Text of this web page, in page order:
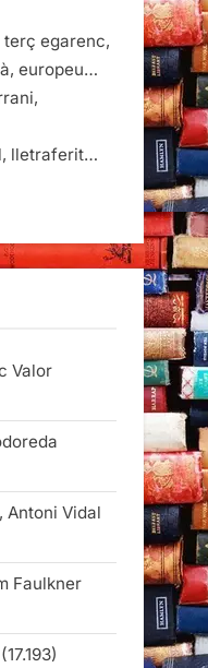
terç egarenc,
europeu…
lletraferit…
Valor
Antoni Vidal
Faulkner
(17.193)